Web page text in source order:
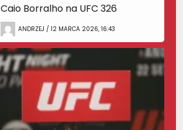
Caio Borralho na UFC 326
ANDRZEJ / 12 MARCA 2026, 16:43